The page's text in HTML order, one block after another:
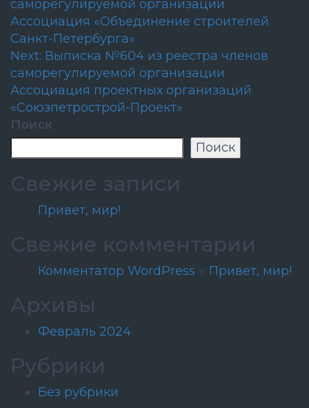
по
записям
саморегулируемой организации
Ассоциация «Объединение строителей
Санкт-Петербурга»
Next: Выписка №604 из реестра членов
саморегулируемой организации
Ассоциация проектных организаций
«Союзпетрострой-Проект»
Поиск
Поиск
Свежие записи
Привет, мир!
Свежие комментарии
Комментатор WordPress к Привет, мир!
Архивы
Февраль 2024
Рубрики
Без рубрики